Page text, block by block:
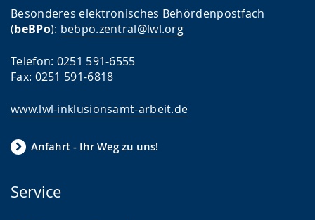
i
g
.
Besonderes elektronisches Behördenpostfach
(beBPo): bebpo.zentral@lwl.org
Telefon: 0251 591-6555
Fax: 0251 591-6818
www.lwl-inklusionsamt-arbeit.de
Anfahrt - Ihr Weg zu uns!
Service